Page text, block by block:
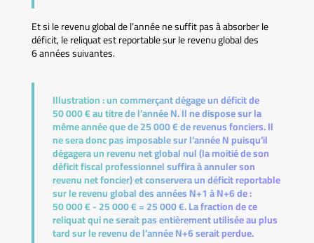
Et si le revenu global de l’année ne suffit pas à absorber le
déficit, le reliquat est reportable sur le revenu global des
6 années suivantes.
Illustration :un commerçant dégage un déficit de
50 000 € au titre de l’année N. Il ne dispose sur la
même année que de 25 000 € de revenus fonciers. Il
ne sera donc pas imposable sur l’année N puisqu’il
dégagera un revenu net global nul (la moitié de son
déficit fiscal professionnel suffira à annuler son
revenu net foncier) et conservera un déficit reportable
sur le revenu global des années N+1 à N+6 de :
50 000 € - 25 000 € = 25 000 €. La fraction de ce
reliquat qui ne serait pas entièrement utilisée au plus
tard sur le revenu de l’année N+6 serait perdue.